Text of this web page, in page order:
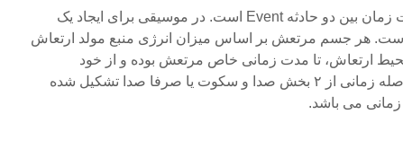
طبق تعریف ، فاصله زمانی مدت زمان بین دو حادثه Event است. در موسیقی برای ایجاد یک
است. هر جسم مرتعش بر اساس میزان انرژی منبع مولد ارتعاش
محیط ارتعاش، تا مدت زمانی خاص مرتعش بوده و از خود
صداتولید می کند. بنابراین یک فاصله زمانی از ۲ بخش صدا و سکوت یا صرفا صدا تشکیل شده
می باشد.